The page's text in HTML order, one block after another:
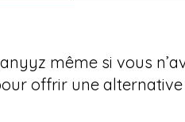
même si vous
offrir une